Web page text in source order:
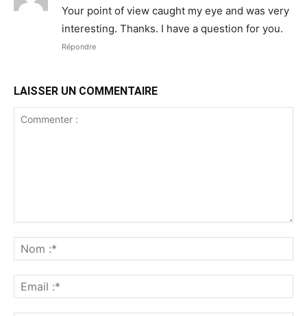
Your point of view caught my eye and was very
interesting. Thanks. I have a question for you.
Répondre
LAISSER UN COMMENTAIRE